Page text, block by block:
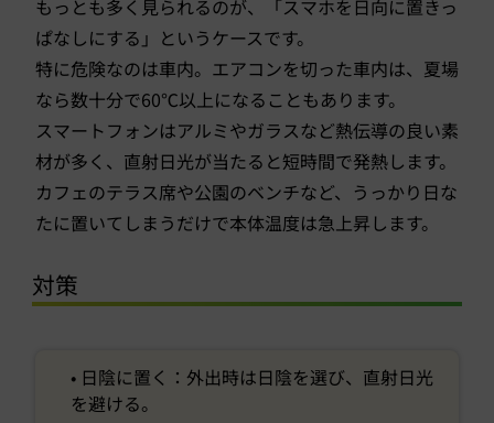
もっとも多く見られるのが、「スマホを日向に置きっ
ぱなしにする」というケースです。
特に危険なのは車内。エアコンを切った車内は、夏場
なら数十分で60℃以上になることもあります。
スマートフォンはアルミやガラスなど熱伝導の良い素
材が多く、直射日光が当たると短時間で発熱します。
カフェのテラス席や公園のベンチなど、うっかり日な
たに置いてしまうだけで本体温度は急上昇します。
対策
• 日陰に置く：外出時は日陰を選び、直射日光
を避ける。